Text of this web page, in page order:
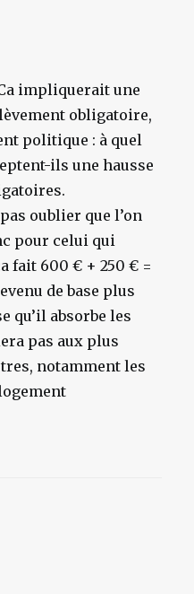
impliquerait une
obligatoire,
politique : à quel
ils une hausse
oublier que l’on
pour celui qui
fait 600 € + 250 € =
de base plus
qu’il absorbe les
pas aux plus
notamment les